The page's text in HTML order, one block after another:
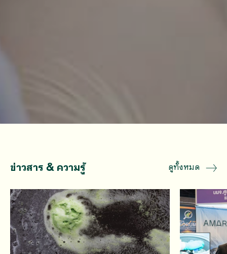
ข่าวสาร & ความรู้ ดูทั้งหมด